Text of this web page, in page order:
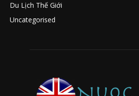
Du Lịch Thế Giới
Uncategorised